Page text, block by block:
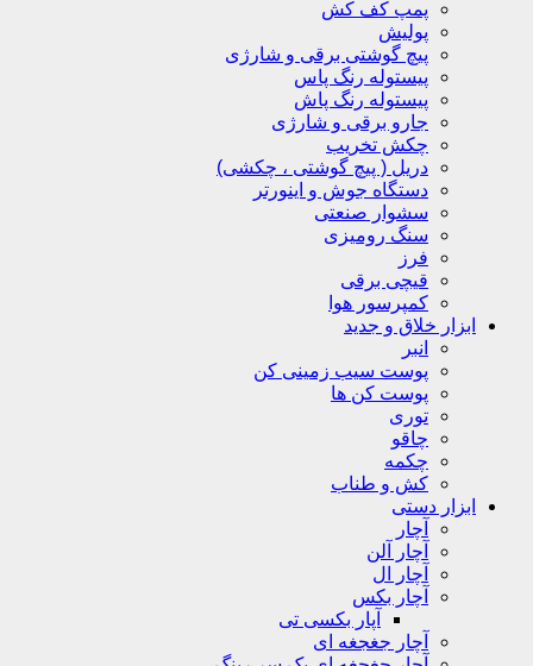
پمپ کف کش
پولیش
پیچ گوشتی برقی و شارژی
پیستوله رنگ پاس
پیستوله رنگ پاش
جارو برقی و شارژی
چکش تخریب
دریل ( پیچ گوشتی ، چکشی)
دستگاه جوش و اینورتر
سشوار صنعتی
سنگ رومیزی
فرز
قیچی برقی
کمپرسور هوا
ابزار خلاق و جدید
انبر
پوست سیب زمینی کن
پوست کن ها
توری
چاقو
چکمه
کش و طناب
ابزار دستی
آچار
آچار آلن
آچار ال
آچار بکس
آپار بکسی تی
آچار جغجغه ای